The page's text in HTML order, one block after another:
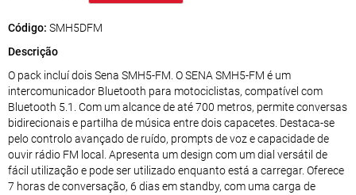
Código: SMH5DFM
Descrição
O pack incluí dois Sena SMH5-FM. O SENA SMH5-FM é um
intercomunicador Bluetooth para motociclistas, compatível com
Bluetooth 5.1. Com um alcance de até 700 metros, permite conversas
bidirecionais e partilha de música entre dois capacetes. Destaca-se
pelo controlo avançado de ruído, prompts de voz e capacidade de
ouvir rádio FM local. Apresenta um design com um dial versátil de
fácil utilização e pode ser utilizado enquanto está a carregar. Oferece
7 horas de conversação, 6 dias em standby, com uma carga de